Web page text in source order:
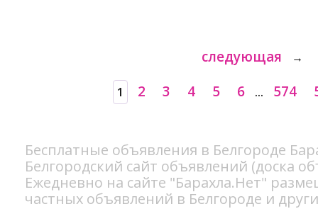
следующая →
1 2 3 4 5 6 ... 574
Бесплатные объявления в Белгороде
Белгородский сайт объявлений (доска
Ежедневно на сайте "Барахла.Нет"
частных объявлений в Белгороде и